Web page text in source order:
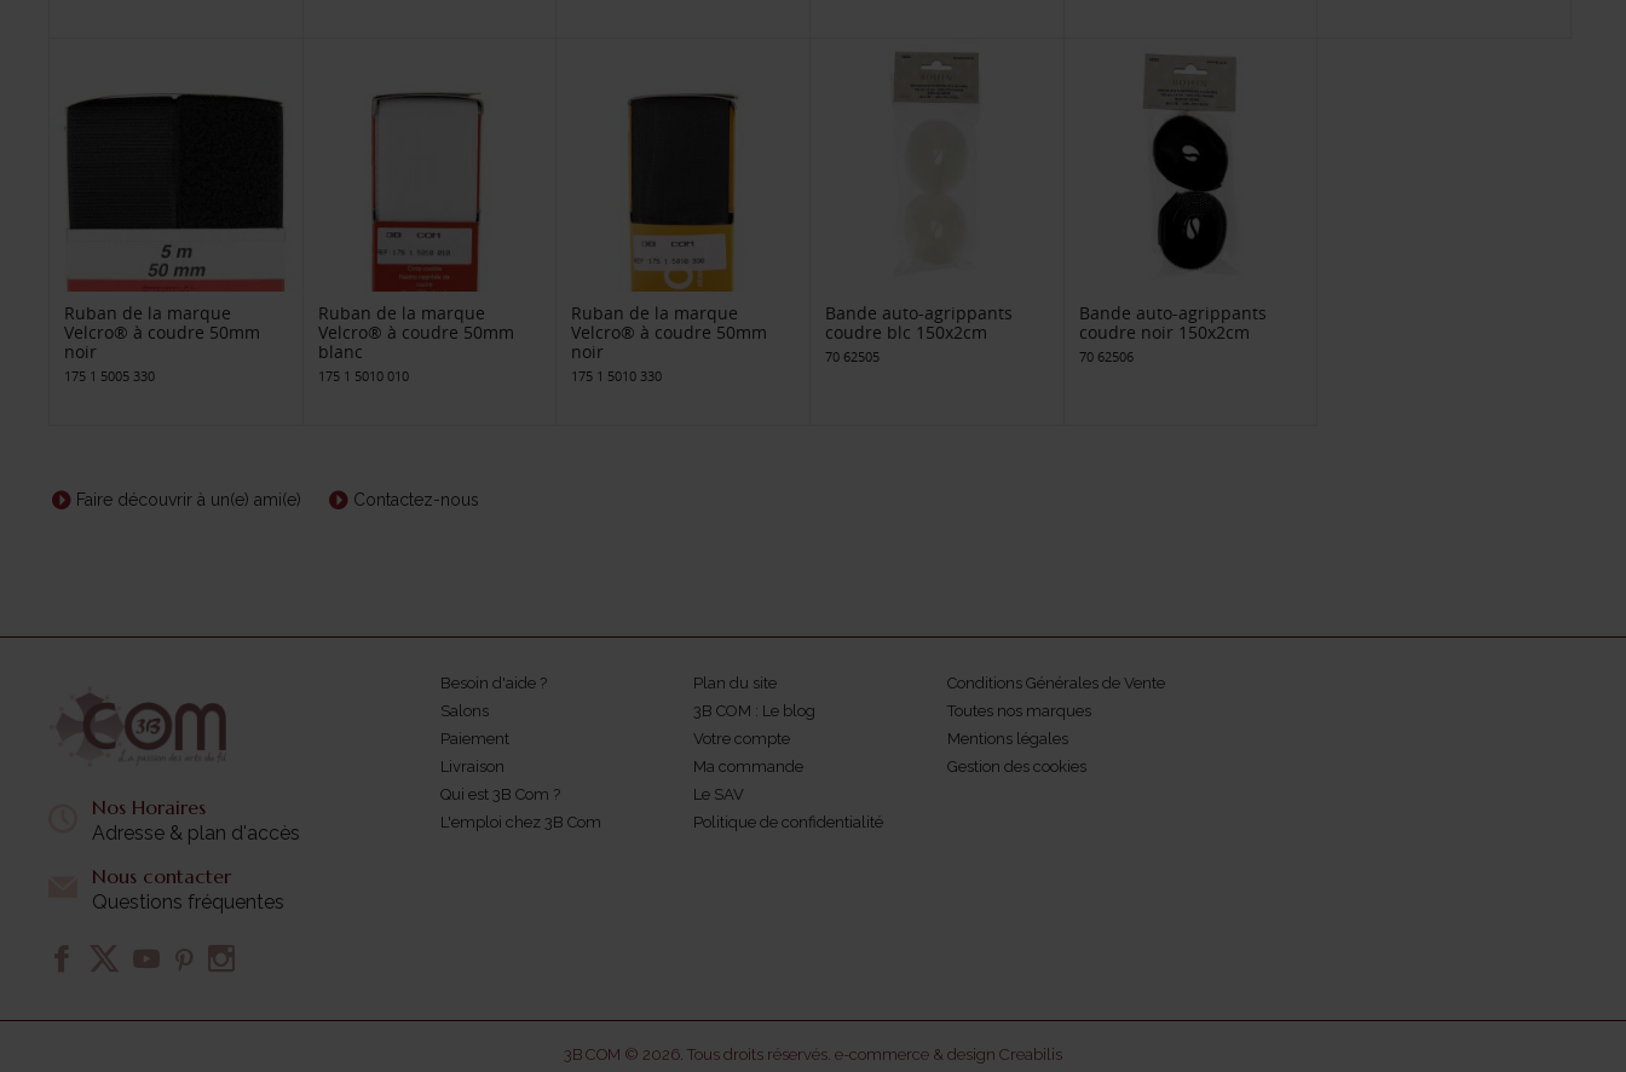
Ruban de la marque
Velcro® à coudre 50mm
noir
175 1 5005 330
Ruban de la marque
Velcro® à coudre 50mm
blanc
175 1 5010 010
Ruban de la marque
Velcro® à coudre 50mm
noir
175 1 5010 330
Bande auto-agrippants
coudre blc 150x2cm
70 62505
Bande auto-agrippants
coudre noir 150x2cm
70 62506
Faire découvrir à un(e) ami(e) Contactez-nous
Nos Horaires
Adresse & plan d'accès
Nous contacter
Questions fréquentes
Besoin d'aide ?
Salons
Paiement
Livraison
Qui est 3B Com ?
L'emploi chez 3B Com
Plan du site
3B COM : Le blog
Votre compte
Ma commande
Le SAV
Politique de confidentialité
Conditions Générales de Vente
Toutes nos marques
Mentions légales
Gestion des cookies
3B COM © 2026. Tous droits réservés. e-commerce & design Creabilis